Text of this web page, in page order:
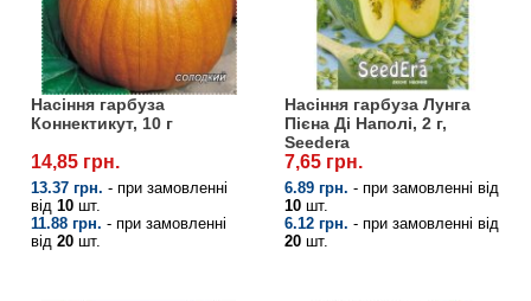
Насіння гарбуза
Коннектикут, 10 г
14,85 грн.
13.37 грн. - при замовленні
від 10 шт.
11.88 грн. - при замовленні
від 20 шт.
Насіння гарбуза Лунга
Пієна Ді Наполі, 2 г,
Seedera
7,65 грн.
6.89 грн. - при замовленні від
10 шт.
6.12 грн. - при замовленні від
20 шт.